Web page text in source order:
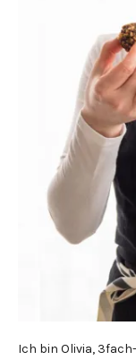
Ich bin Olivia,